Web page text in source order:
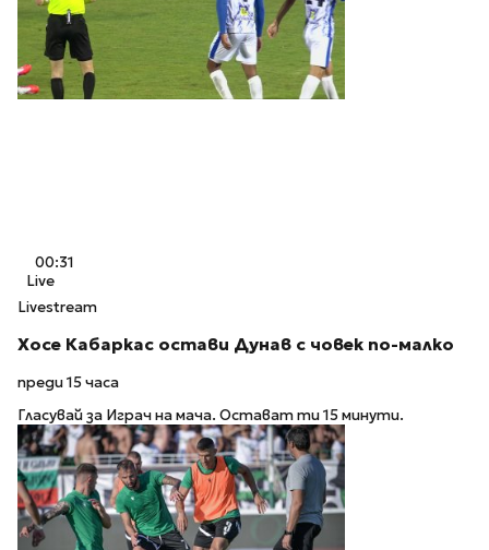
00:31
Live
Livestream
Хосе Кабаркас остави Дунав с човек по-малко
преди 15 часа
Гласувай за Играч на мача. Остават ти 15 минути.